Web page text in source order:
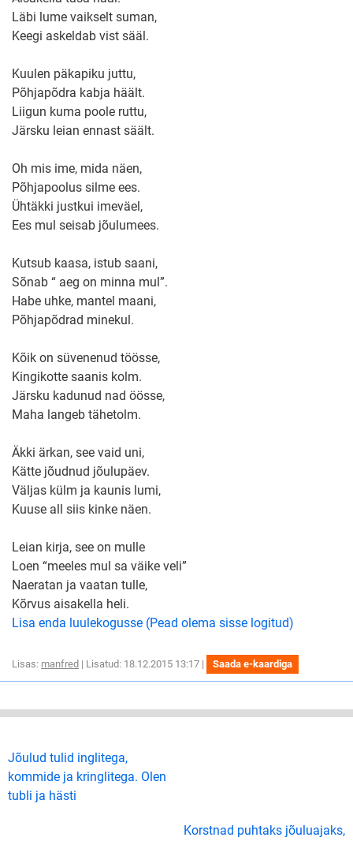
Läbi lume vaikselt suman,
Keegi askeldab vist sääl.
Kuulen päkapiku juttu,
Põhjapõdra kabja häält.
Liigun kuma poole ruttu,
Järsku leian ennast säält.
Oh mis ime, mida näen,
Põhjapoolus silme ees.
Ühtäkki justkui imeväel,
Ees mul seisab jõulumees.
Kutsub kaasa, istub saani,
Sõnab “ aeg on minna mul”.
Habe uhke, mantel maani,
Põhjapõdrad minekul.
Kõik on süvenenud töösse,
Kingikotte saanis kolm.
Järsku kadunud nad öösse,
Maha langeb tähetolm.
Äkki ärkan, see vaid uni,
Kätte jõudnud jõulupäev.
Väljas külm ja kaunis lumi,
Kuuse all siis kinke näen.
Leian kirja, see on mulle
Loen “meeles mul sa väike veli”
Naeratan ja vaatan tulle,
Kõrvus aisakella heli.
Lisa enda luulekogusse (Pead olema sisse logitud)
Lisas: manfred | Lisatud: 18.12.2015 13:17 | Saada e-kaardiga
Jõulud tulid inglitega,
kommide ja kringlitega. Olen
tubli ja hästi
Korstnad puhtaks jõuluajaks,